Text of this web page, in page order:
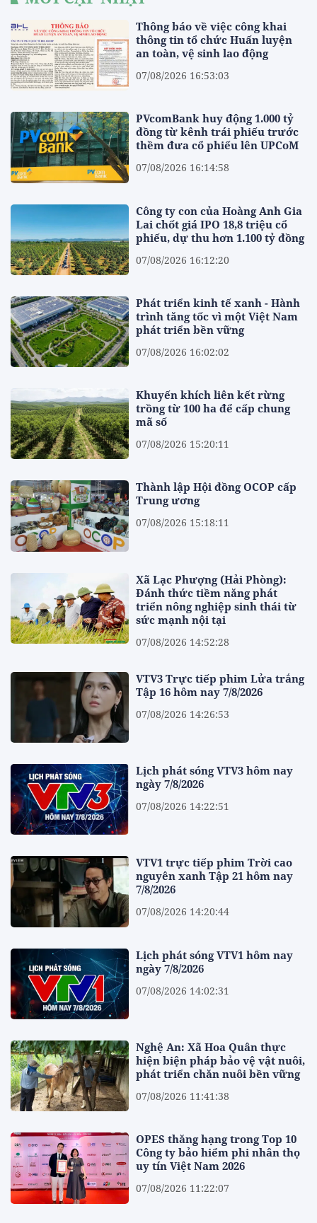
Thông báo về việc công khai
thông tin tổ chức Huấn luyện
an toàn, vệ sinh lao động
07/08/2026 16:53:03
PVcomBank huy động 1.000 tỷ
đồng từ kênh trái phiếu trước
thềm đưa cổ phiếu lên UPCoM
07/08/2026 16:14:58
Công ty con của Hoàng Anh Gia
Lai chốt giá IPO 18,8 triệu cổ
phiếu, dự thu hơn 1.100 tỷ đồng
07/08/2026 16:12:20
Phát triển kinh tế xanh - Hành
trình tăng tốc vì một Việt Nam
phát triển bền vững
07/08/2026 16:02:02
Khuyến khích liên kết rừng
trồng từ 100 ha để cấp chung
mã số
07/08/2026 15:20:11
Thành lập Hội đồng OCOP cấp
Trung ương
07/08/2026 15:18:11
Xã Lạc Phượng (Hải Phòng):
Đánh thức tiềm năng phát
triển nông nghiệp sinh thái từ
sức mạnh nội tại
07/08/2026 14:52:28
VTV3 Trực tiếp phim Lửa trắng
Tập 16 hôm nay 7/8/2026
07/08/2026 14:26:53
Lịch phát sóng VTV3 hôm nay
ngày 7/8/2026
07/08/2026 14:22:51
VTV1 trực tiếp phim Trời cao
nguyên xanh Tập 21 hôm nay
7/8/2026
07/08/2026 14:20:44
Lịch phát sóng VTV1 hôm nay
ngày 7/8/2026
07/08/2026 14:02:31
Nghệ An: Xã Hoa Quân thực
hiện biện pháp bảo vệ vật nuôi,
phát triển chăn nuôi bền vững
07/08/2026 11:41:38
OPES thăng hạng trong Top 10
Công ty bảo hiểm phi nhân thọ
uy tín Việt Nam 2026
07/08/2026 11:22:07